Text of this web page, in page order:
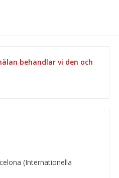
behandlar vi den och
(Internationella